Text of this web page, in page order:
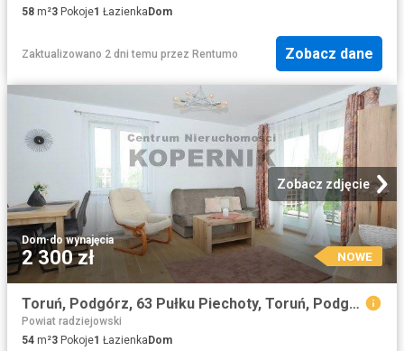
58 m²3 Pokoje1 Łazienka Dom
Zaktualizowano 2 dni temu przez Rentumo Zobacz dane
Zobacz zdjęcie
Dom·do wynajęcia
2 300 zł NOWE
Toruń, Podgórz, 63 Pułku Piechoty, Toruń, Podgórz
Powiat radziejowski
54 m²3 Pokoje1 ŁazienkaDom